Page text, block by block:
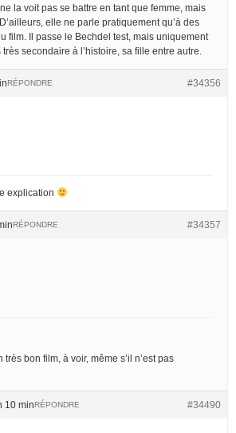
la voit pas se battre en tant que femme, mais
elle ne parle pratiquement qu’à des
film. Il passe le Bechdel test, mais uniquement
secondaire à l’histoire, sa fille entre autre.
#34356
RÉPONDRE
explication
#34357
RÉPONDRE
bon film, à voir, même s’il n’est pas
10 min #34490
RÉPONDRE